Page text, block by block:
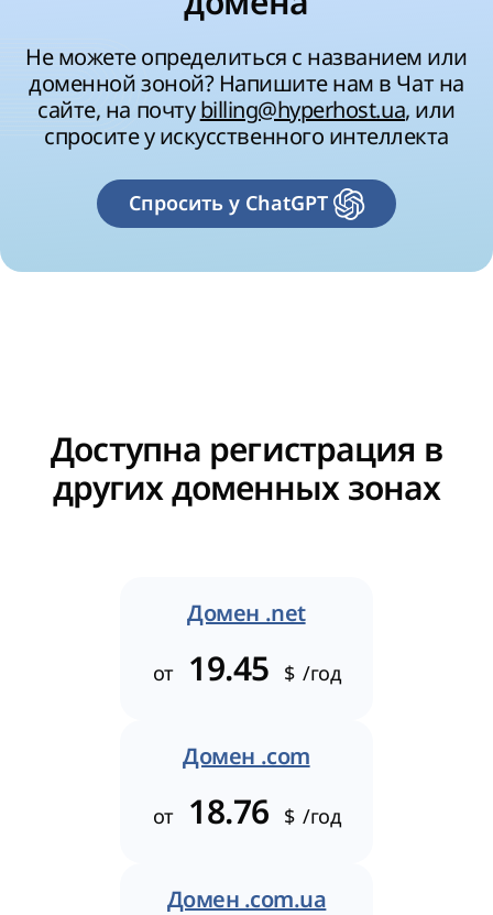
Не можете определиться с названием или
доменной зоной? Напишите нам в Чат на
сайте, на почтуbilling@hyperhost.ua, или
спросите у искусственного интеллекта
Спросить у ChatGPT
Доступна регистрация в
других доменных зонах
Домен .net
от 19.45 $ /год
Домен .com
от 18.76 $ /год
Домен .com.ua